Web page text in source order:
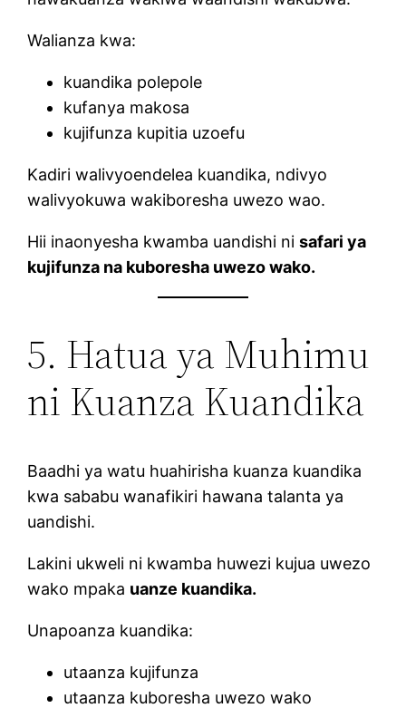
Walianza kwa:
kuandika polepole
kufanya makosa
kujifunza kupitia uzoefu
Kadiri walivyoendelea kuandika, ndivyo
walivyokuwa wakiboresha uwezo wao.
Hii inaonyesha kwamba uandishi nisafari ya
kujifunza na kuboresha uwezo wako.
5. Hatua ya Muhimu
ni Kuanza Kuandika
Baadhi ya watu huahirisha kuanza kuandika
kwa sababu wanafikiri hawana talanta ya
uandishi.
Lakini ukweli ni kwamba huwezi kujua uwezo
wako mpaka uanze kuandika.
Unapoanza kuandika:
utaanza kujifunza
utaanza kuboresha uwezo wako